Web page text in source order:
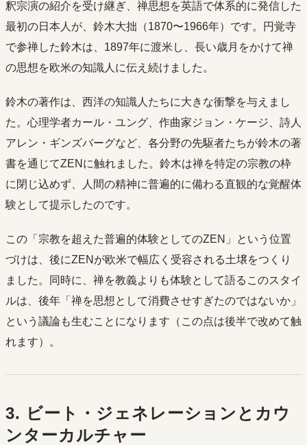
釈宗演の紹介を受け継ぎ、禅思想を英語で体系的に発信した
最初の日本人が、鈴木大拙（1870〜1966年）です。円覚寺
で参禅した鈴木は、1897年に渡米し、長い歳月をかけて禅
の思想を欧米の知識人に伝え続けました。
鈴木の著作は、西洋の知識人たちに大きな衝撃を与えまし
た。心理学者カール・ユング、作曲家ジョン・ケージ、詩人
アレン・ギンズバーグなど、各分野の先駆者たちが鈴木の著
書を通じてZENに触れました。鈴木は禅を特定の宗教の枠
に閉じ込めず、人間の精神に普遍的に備わる直観的な覚醒体
験として提示したのです。
この「宗教を超えた普遍的体験としてのZEN」という位置
づけは、後にZENが欧米で幅広く受容される土壌をつくり
ました。同時に、禅を教義よりも体験として語るこのスタイ
ルは、後年「禅を思想として消費させすぎたのではないか」
という議論も生むことになります（この点は後半で改めて触
れます）。
3. ビート・ジェネレーションとカウ
ンターカルチャー